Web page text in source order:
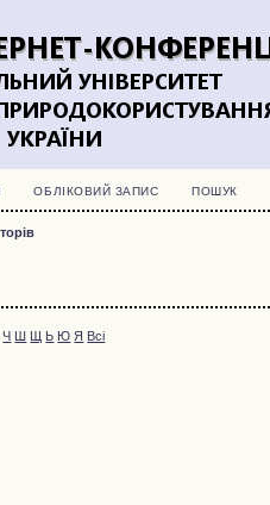
ОБЛІКОВИЙ ЗАПИС ПОШУК
Ч Ш Щ Ь Ю Я Всі